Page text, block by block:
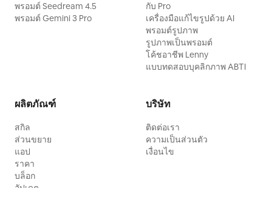
พรอมต์ Seedream 4.5
พรอมต์ Gemini 3 Pro
กับ Pro
เครื่องมือแก้ไขรูปด้วย AI
พรอมต์รูปภาพ
รูปภาพเป็นพรอมต์
โค้ชอาชีพ Lenny
แบบทดสอบบุคลิกภาพ ABTI
ผลิตภัณฑ์
สกิล
ส่วนขยาย
แอป
ราคา
บล็อก
อัปเดต
บริษัท
ติดต่อเรา
ความเป็นส่วนตัว
เงื่อนไข